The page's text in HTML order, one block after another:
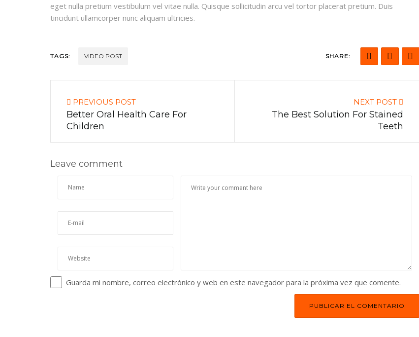
eget nulla pretium vestibulum vel vitae nulla. Quisque sollicitudin arcu vel tortor placerat pretium. Duis
tincidunt ullamcorper nunc aliquam ultricies.
TAGS: VIDEO POST SHARE:
PREVIOUS POST
Better Oral Health Care For
Children
NEXT POST
The Best Solution For Stained
Teeth
Leave comment
Guarda mi nombre, correo electrónico y web en este navegador para la próxima vez que comente.